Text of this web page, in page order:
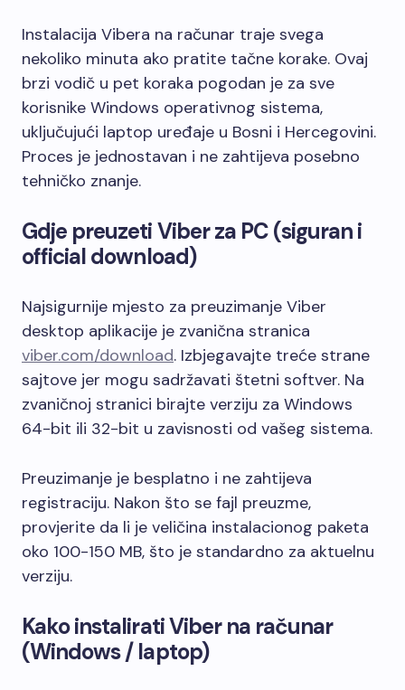
Instalacija Vibera na računar traje svega
nekoliko minuta ako pratite tačne korake. Ovaj
brzi vodič u pet koraka pogodan je za sve
korisnike Windows operativnog sistema,
uključujući laptop uređaje u Bosni i Hercegovini.
Proces je jednostavan i ne zahtijeva posebno
tehničko znanje.
Gdje preuzeti Viber za PC (siguran i
official download)
Najsigurnije mjesto za preuzimanje Viber
desktop aplikacije je zvanična stranica
viber.com/download. Izbjegavajte treće strane
sajtove jer mogu sadržavati štetni softver. Na
zvaničnoj stranici birajte verziju za Windows
64-bit ili 32-bit u zavisnosti od vašeg sistema.
Preuzimanje je besplatno i ne zahtijeva
registraciju. Nakon što se fajl preuzme,
provjerite da li je veličina instalacionog paketa
oko 100-150 MB, što je standardno za aktuelnu
verziju.
Kako instalirati Viber na računar
(Windows / laptop)